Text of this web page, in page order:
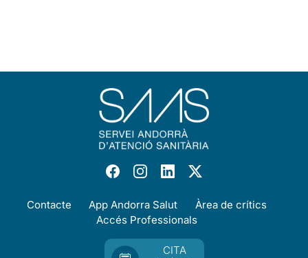
Contacte App Andorra Salut
Àrea de crítics
Accés Professionals
CITA